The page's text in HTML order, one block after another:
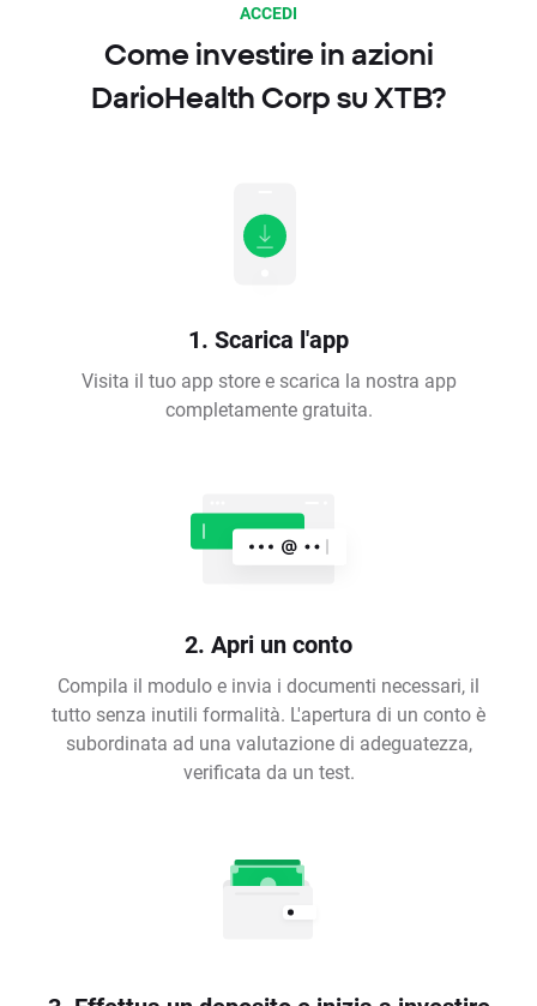
ACCEDI
Come investire in azioni
DarioHealth Corp su XTB?
1. Scarica l'app
Visita il tuo app store e scarica la nostra app
completamente gratuita.
2. Apri un conto
Compila il modulo e invia i documenti necessari, il
tutto senza inutili formalità. L'apertura di un conto è
subordinata ad una valutazione di adeguatezza,
verificata da un test.